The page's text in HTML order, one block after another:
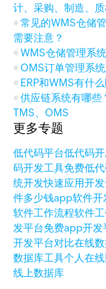
计、采购、制造、
常见的WMS仓储
需要注意？
WMS仓储管理系
OMS订单管理系
ERP和WMS有什
供应链系统有哪些
TMS、OMS
更多专题
低代码平台低代码
码开发工具免费低
统开发快速应用开发
件多少钱app软件开
软件工作流程软件
发平台免费app开发
开发平台对比在线
数据库工具个人在
线上数据库